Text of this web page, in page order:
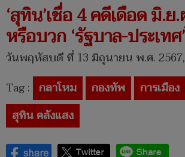
‘สุทิน’เชื่อ 4 คดีเดือด มิ.
หรือบวก ‘รัฐบาล-ประเทศ
วันพฤหัสบดี ที่ 13 มิถุนายน พ.ศ.
Tag : กลาโหม กองทัพ การเมือง
สุทิน คลังแสง